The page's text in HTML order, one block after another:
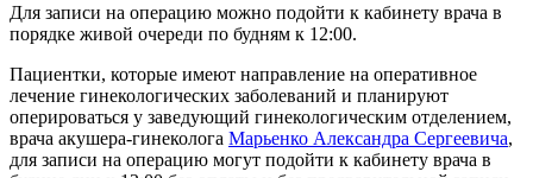
Для записи на операцию можно подойти к кабинету врача в
порядке живой очереди по будням к 12:00.
Пациентки, которые имеют направление на оперативное
лечение гинекологических заболеваний и планируют
оперироваться у заведующий гинекологическим отделением,
врача акушера-гинеколога Марьенко Александра Сергеевича,
для записи на операцию могут подойти к кабинету врача в